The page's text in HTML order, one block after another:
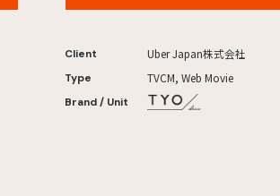
Client Uber Japan株式会社
Type TVCM, Web Movie
Brand / Unit